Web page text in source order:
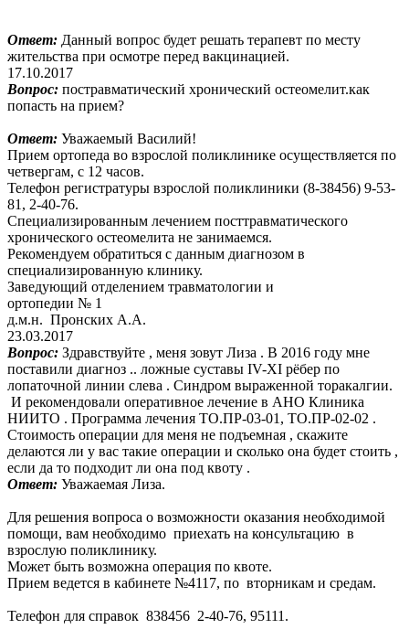
Ответ: Данный вопрос будет решать терапевт по месту
жительства при осмотре перед вакцинацией.
17.10.2017
Вопрос: постравматический хронический остеомелит.как
попасть на прием?
Ответ: Уважаемый Василий!
Прием ортопеда во взрослой поликлинике осуществляется по
четвергам, с 12 часов.
Телефон регистратуры взрослой поликлиники (8-38456) 9-53-
81, 2-40-76.
Специализированным лечением посттравматического
хронического остеомелита не занимаемся.
Рекомендуем обратиться с данным диагнозом в
специализированную клинику.
Заведующий отделением травматологии и
ортопедии № 1
д.м.н. Пронских А.А.
23.03.2017
Вопрос: Здравствуйте , меня зовут Лиза . В 2016 году мне
поставили диагноз .. ложные суставы IV-XI рёбер по
лопаточной линии слева . Синдром выраженной торакалгии.
И рекомендовали оперативное лечение в АНО Клиника
НИИТО . Программа лечения ТО.ПР-03-01, ТО.ПР-02-02 .
Стоимость операции для меня не подъемная , скажите
делаются ли у вас такие операции и сколько она будет стоить ,
если да то подходит ли она под квоту .
Ответ: Уважаемая Лиза.
Для решения вопроса о возможности оказания необходимой
помощи, вам необходимо приехать на консультацию в
взрослую поликлинику.
Может быть возможна операция по квоте.
Прием ведется в кабинете №4117, по вторникам и средам.
Телефон для справок 838456 2-40-76, 95111.